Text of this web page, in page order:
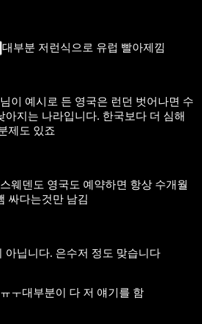
대부분 저런식으로 유럽 빨아제낌
님이 예시로 든 영국은 런던 벗어나면 수
아지는 나라입니다. 한국보다 더 심해
제도 있죠
스웨덴도 영국도 예약하면 항상 수개월
싸다는것만 남김
아닙니다. 은수저 정도 맞습니다
ㅜ대부분이 다 저 얘기를 함